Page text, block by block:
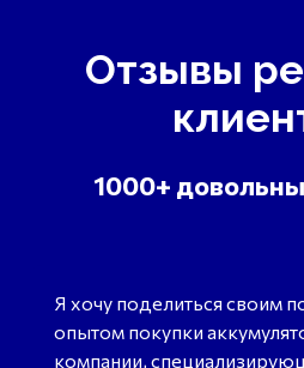
Отзывы
1000+
Я хочу поделиться своим
опытом покупки
компании,